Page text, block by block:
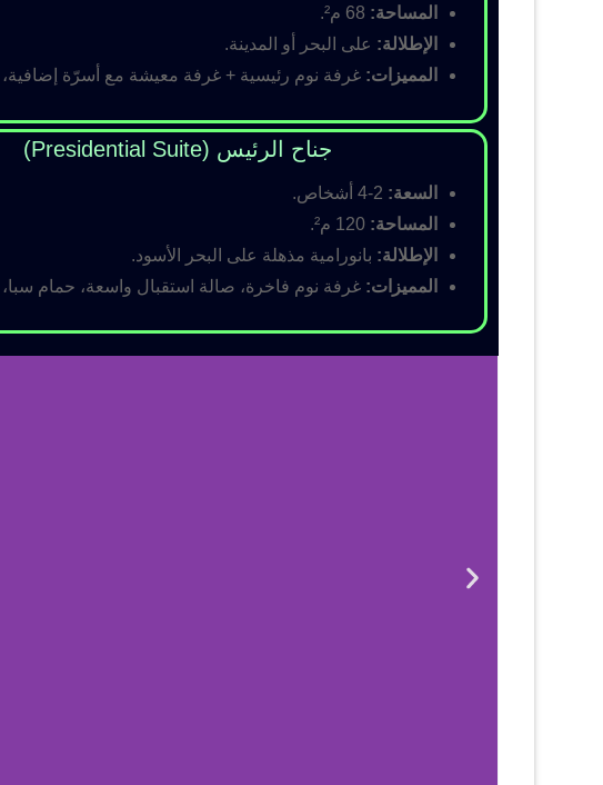
المساحة:
الإطلالة: على البحر أو المدينة.
المميزات: غرفة نوم رئيسية + غرفة معيشة مع أسرّة إضافية،
جناح الرئيس (Presidential Suite)
السعة:
المساحة:
الإطلالة: بانورامية مذهلة على البحر الأسود.
المميزات: غرفة نوم فاخرة، صالة استقبال واسعة، حمام سبا،